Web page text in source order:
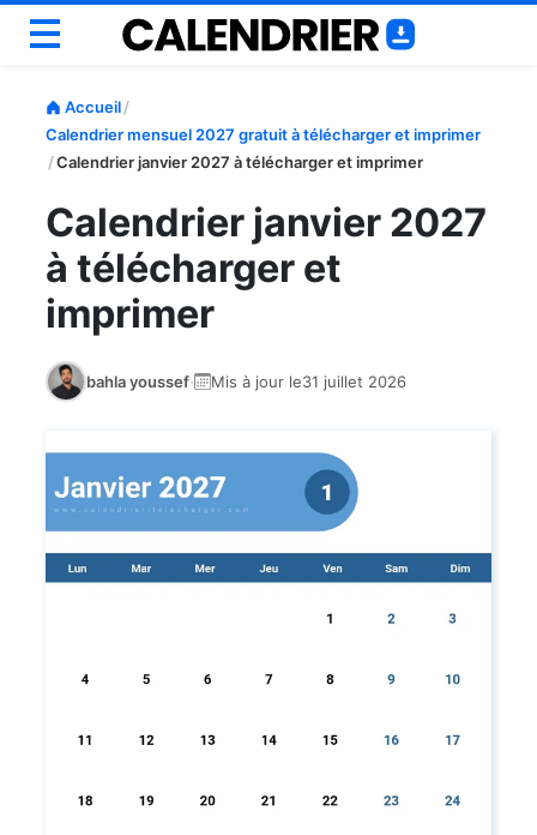
Mensuel
Scolaire
Semainiers
Personnaliser
Outils
Blog
Accueil/
Calendrier mensuel 2027 gratuit à télécharger et imprimer
/Calendrier janvier 2027 à télécharger et imprimer
Calendrier janvier 2027
à télécharger et
imprimer
bahla youssef· Mis à jour le31 juillet 2026